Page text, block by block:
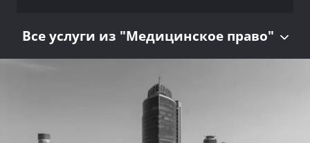
Все услуги из "Медицинское право"